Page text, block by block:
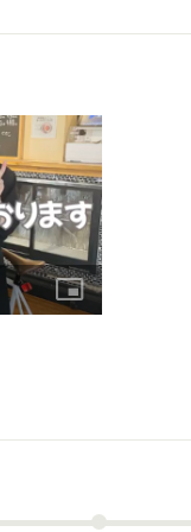
Picture-
in-